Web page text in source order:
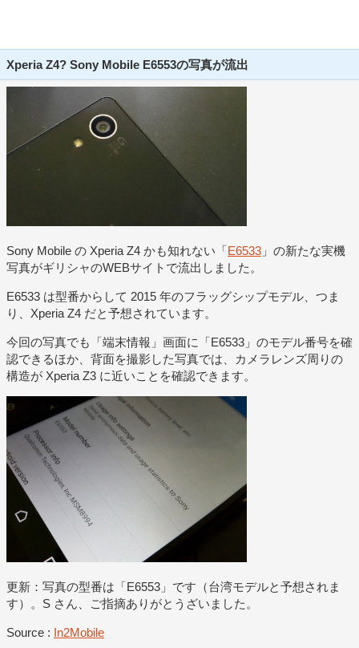
Xperia Z4? Sony Mobile E6553の写真が流出
Sony Mobile の Xperia Z4 かも知れない「E6533 」の新たな実機
写真がギリシャのWEBサイトで流出しました。
E6533 は型番からして 2015 年のフラッグシップモデル、つま
り、Xperia Z4 だと予想されています。
今回の写真でも「端末情報」画面に「E6533」のモデル番号を確
認できるほか、背面を撮影した写真では、カメラレンズ周りの
構造が Xperia Z3 に近いことを確認できます。
更新：写真の型番は「E6553」です（台湾モデルと予想されま
す）。S さん、ご指摘ありがとうざいました。
Source : In2Mobile